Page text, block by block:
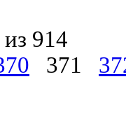
914
371